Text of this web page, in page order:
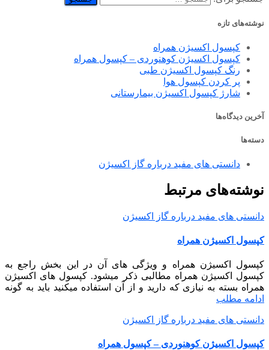
نوشته‌های تازه
کپسول اکسیژن همراه
کپسول اکسیژن کوهنوردی – کپسول همراه
رنگ کپسول اکسیژن طبی
پر کردن کپسول هوا
شارژ کپسول اکسیژن بیمارستانی
آخرین دیدگاه‌ها
دسته‌ها
دانستی های مفید درباره گاز اکسیژن
نوشته‌های مرتبط
دانستی های مفید درباره گاز اکسیژن
کپسول اکسیژن همراه
کپسول اکسیژن همراه و ویژگی های آن در این بخش راجع به
کپسول اکسیژن همراه مطالبی ذکر میشود. کپسول های اکسیژن
همراه بسته به نیازی که دارید و از آن استفاده میکنید باید به گونه
ادامه مطلب
دانستی های مفید درباره گاز اکسیژن
کپسول اکسیژن کوهنوردی – کپسول همراه